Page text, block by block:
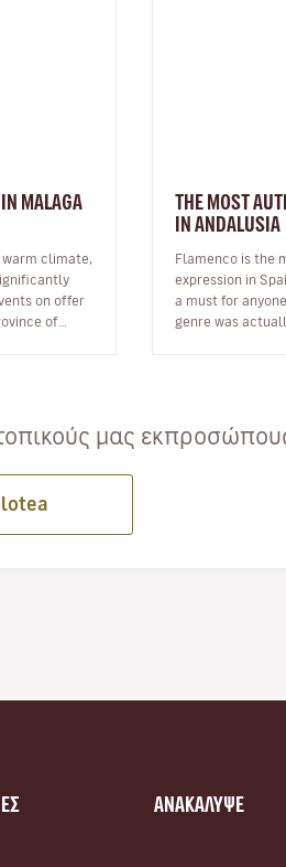
MALAGA
climate,
on offer
of
THE MOST
IN ANDALUSIA
Flamenco is the
expression in
a must for
genre was
μας εκπροσώπους
ΑΝΑΚΑΛΥΨΕ